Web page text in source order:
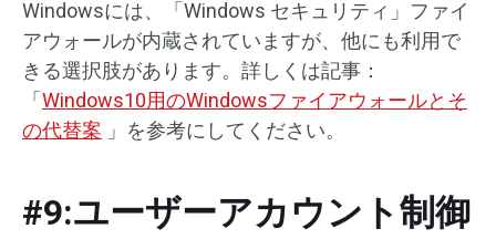
Windowsには、「Windows セキュリティ」ファイ
アウォールが内蔵されていますが、他にも利用で
きる選択肢があります。詳しくは記事：
「 Windows10用のWindowsファイアウォールとそ
の代替案 」を参考にしてください。
#9:ユーザーアカウント制御